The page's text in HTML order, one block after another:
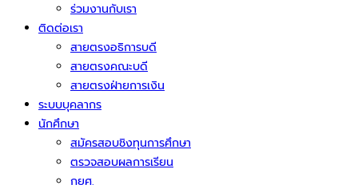
ร่วมงานกับเรา
ติดต่อเรา
สายตรงอธิการบดี
สายตรงคณะบดี
สายตรงฝ่ายการเงิน
ระบบบุคลากร
นักศึกษา
สมัครสอบชิงทุนการศึกษา
ตรวจสอบผลการเรียน
กยศ.